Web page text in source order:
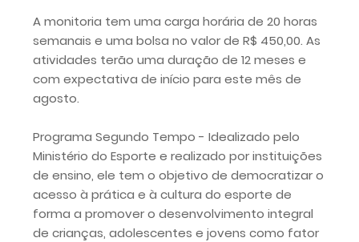
A monitoria tem uma carga horária de 20 horas
semanais e uma bolsa no valor de R$ 450,00. As
atividades terão uma duração de 12 meses e
com expectativa de início para este mês de
agosto.
Programa Segundo Tempo - Idealizado pelo
Ministério do Esporte e realizado por instituições
de ensino, ele tem o objetivo de democratizar o
acesso à prática e à cultura do esporte de
forma a promover o desenvolvimento integral
de crianças, adolescentes e jovens como fator